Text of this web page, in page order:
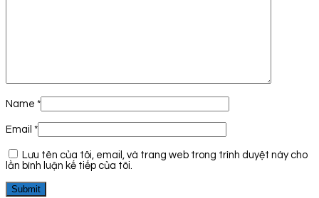
Name *
Email *
Lưu tên của tôi, email, và trang web trong trình duyệt này cho
lần bình luận kế tiếp của tôi.